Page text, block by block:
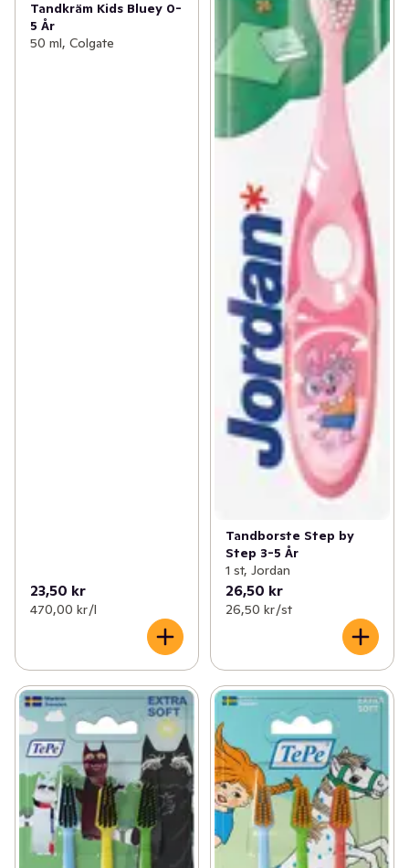
Tandkräm Kids Bluey 0-
5 År
50 ml, Colgate
23,50 kr
470,00 kr /l
Tandborste Step by
Step 3-5 År
1 st, Jordan
26,50 kr
26,50 kr /st